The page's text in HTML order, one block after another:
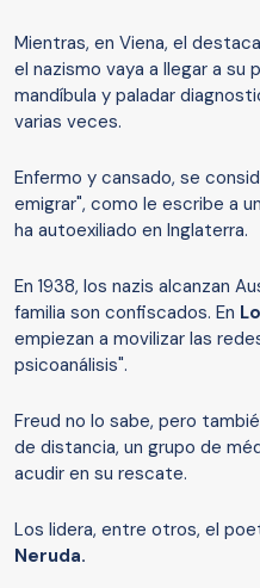
Mientras, en Viena, el
el nazismo vaya a llegar a su
mandíbula y paladar
varias veces.
Enfermo y cansado, se
emigrar", como le escribe a
ha autoexiliado en Inglaterra.
En 1938, los nazis alcanzan
familia son confiscados. En
empiezan a movilizar las
psicoanálisis".
Freud no lo sabe, pero
de distancia, un grupo de
acudir en su rescate.
Los lidera, entre otros, el
Neruda.